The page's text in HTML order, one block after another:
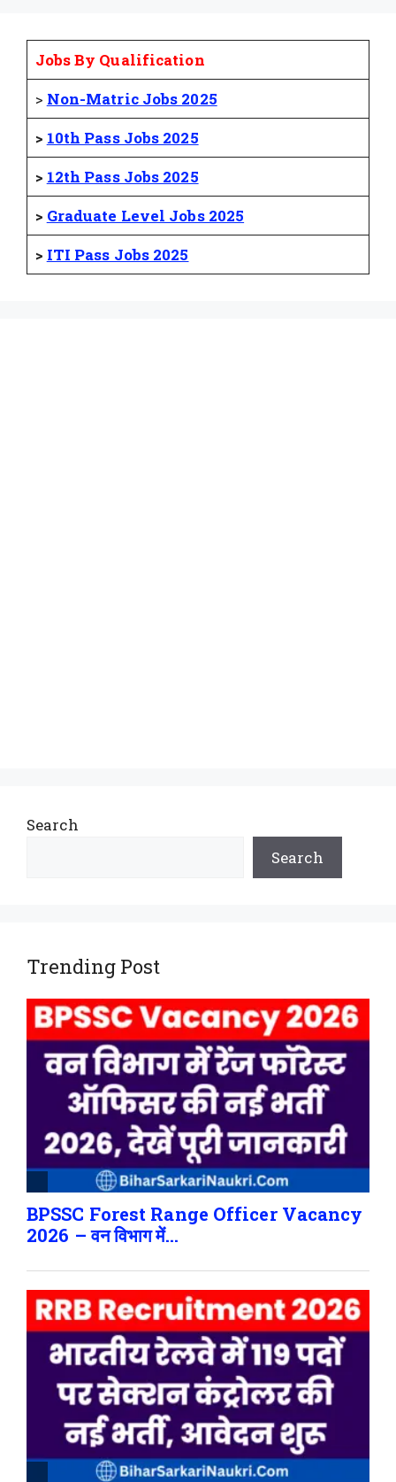
Jobs By Qualification
> Non-Matric Jobs 2025
> 10th Pass Jobs 2025
> 12th Pass Jobs 2025
> Graduate Level Jobs 2025
> ITI Pass Jobs 2025
Search
Search
Trending Post